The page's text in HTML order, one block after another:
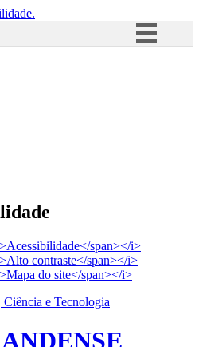
span></i>
contraste</span></i>
do site</span></i>
e Tecnologia